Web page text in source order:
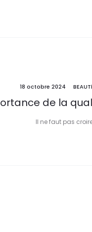
18 octobre 2024
de la
Il ne faut pas